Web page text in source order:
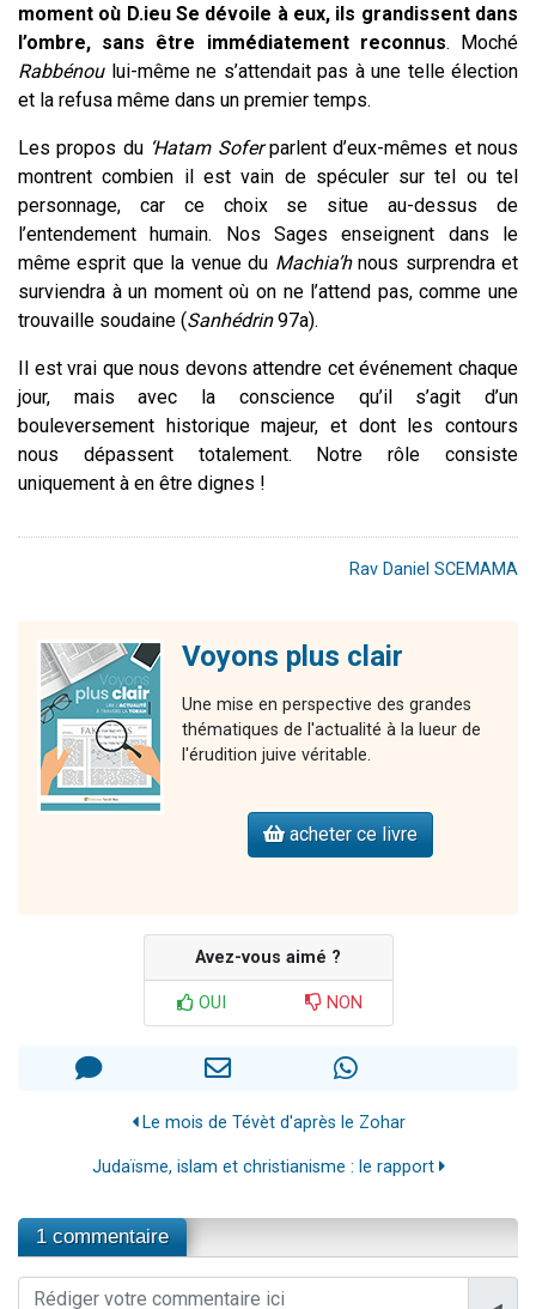
moment où D.ieu Se dévoile à eux, ils grandissent dans
l’ombre, sans être immédiatement reconnus. Moché
Rabbénoului-même ne s’attendait pas à une telle élection
et la refusa même dans un premier temps.
Les propos du ‘Hatam Soferparlent d’eux-mêmes et nous
montrent combien il est vain de spéculer sur tel ou tel
personnage, car ce choix se situe au-dessus de
l’entendement humain. Nos Sages enseignent dans le
même esprit que la venue du Machia’hnous surprendra et
surviendra à un moment où on ne l’attend pas, comme une
trouvaille soudaine (Sanhédrin97a).
Il est vrai que nous devons attendre cet événement chaque
jour, mais avec la conscience qu’il s’agit d’un
bouleversement historique majeur, et dont les contours
nous dépassent totalement. Notre rôle consiste
uniquement à en être dignes !
Rav Daniel SCEMAMA
Voyons plus clair
Une mise en perspective des grandes
thématiques de l'actualité à la lueur de
l'érudition juive véritable.
acheter ce livre
Avez-vous aimé ?
OUI NON
Le mois de Tévèt d'après le Zohar
Judaïsme, islam et christianisme : le rapport
1 commentaire